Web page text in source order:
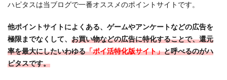
ハピタスは当ブログで一番オススメのポイントサイトです。
他ポイントサイトによくある、ゲームやアンケートなどの広告を
極限までなくして、 お買い物などの広告に特化することで、還元
率を最大にしたいわゆる「ポイ活特化版サイト」と呼べるのがハ
ピタスです。